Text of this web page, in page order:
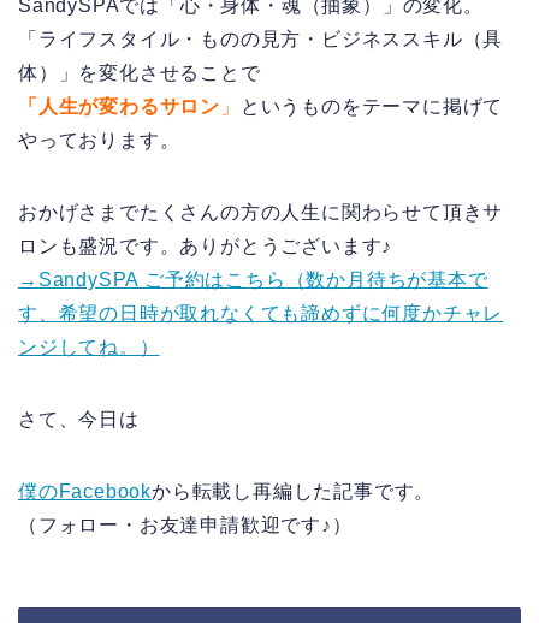
SandySPAでは「心・身体・魂（抽象）」の変化。
「ライフスタイル・ものの見方・ビジネススキル（具
体）」を変化させることで
「人生が変わるサロン 」
というものをテーマに掲げて
やっております。
おかげさまでたくさんの方の人生に関わらせて頂きサ
ロンも盛況です。ありがとうございます♪
→SandySPA ご予約はこちら（数か月待ちが基本で
す、希望の日時が取れなくても諦めずに何度かチャレ
ンジしてね。）
さて、今日は
僕のFacebookから転載し再編した記事です。
（フォロー・お友達申請歓迎です♪）